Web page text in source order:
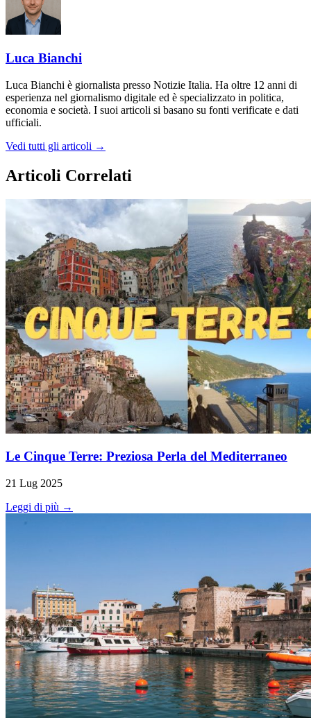
Luca Bianchi
Luca Bianchi è giornalista presso Notizie Italia. Ha oltre 12 anni di
esperienza nel giornalismo digitale ed è specializzato in politica,
economia e società. I suoi articoli si basano su fonti verificate e dati
ufficiali.
Vedi tutti gli articoli →
Articoli Correlati
Le Cinque Terre: Preziosa Perla del Mediterraneo
21 Lug 2025
Leggi di più →